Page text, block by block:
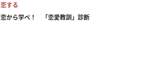
恋する
恋から学べ！ 「恋愛教訓」診断